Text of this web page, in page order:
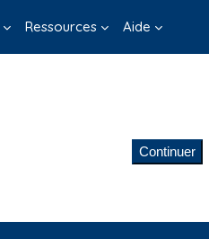
Ressources Aide
Continuer